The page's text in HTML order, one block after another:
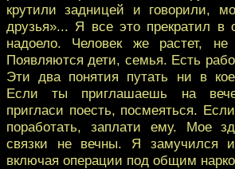
крутили задницей и говорили,
друзья»... Я все это прекратил в
надоело. Человек же растет,
Появляются дети, семья. Есть
Эти два понятия путать ни в
Если ты приглашаешь на
пригласи поесть, посмеяться.
поработать, заплати ему. Мое
связки не вечны. Я замучился
включая операции под общим